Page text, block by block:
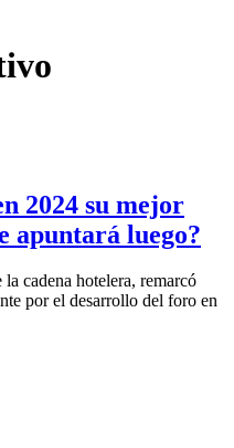
2024 su mejor
apuntará luego?
cadena hotelera, remarcó
por el desarrollo del foro en